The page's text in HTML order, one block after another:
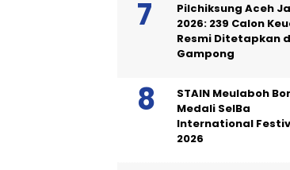
Pilchiksung Aceh
2026: 239 Calon
Resmi Ditetapkan
Gampong
STAIN Meulaboh
Medali SeIBa
International
2026